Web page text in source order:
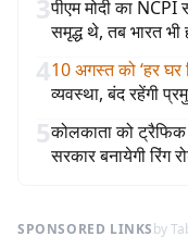
3पीएम मोदी का
समृद्ध थे, तब भारत
410 अगस्त को ‘हर घर
व्यवस्था, बंद रहेंगी
5कोलकाता को ट्रैफिक
सरकार बनायेगी रिंग
SPONSORED LINKSby